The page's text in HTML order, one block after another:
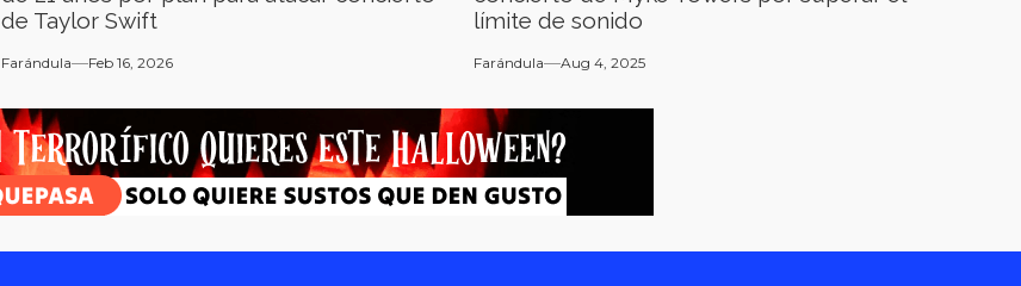
de Taylor Swift
Farándula Feb 16, 2026
límite de sonido
Farándula Aug 4, 2025